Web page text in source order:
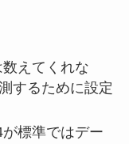
えてくれな
するために設定
が標準ではデー